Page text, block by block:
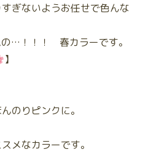
ぎないようお任せで色んな
…！！！ 春カラーです。
】
のりピンクに。
メなカラーです。